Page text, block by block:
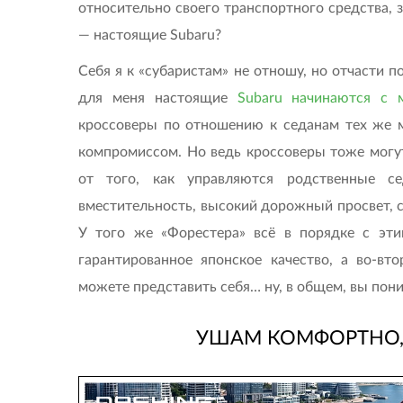
относительно своего транспортного
— настоящие Subaru?
Себя я к «субаристам» не отношу, но отчасти
для меня настоящие Subaru начинаются с
кроссоверы по отношению к седанам тех же
компромиссом. Но ведь кроссоверы тоже
от того, как управляются родственные
вместительность, высокий дорожный
У того же «Форестера» всё в порядке с
гарантированное японское качество, а во-
можете представить себя… ну, в общем, вы
УШАМ